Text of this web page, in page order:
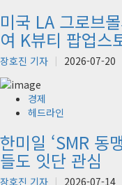
미국 LA 그로브
여 K뷰티 팝업스
장호진 기자 2026-07-20
경제
헤드라인
한미일 ‘SMR 동
들도 잇단 관심
장호진 기자 2026-07-14